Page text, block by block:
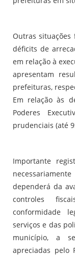
Outras situações
déficits de
em relação à
apresentam
prefeituras,
Em relação às
Poderes
prudenciais (até
Importante
dependerá da
controles
conformidade
serviços e das
município, a
apreciadas pelo